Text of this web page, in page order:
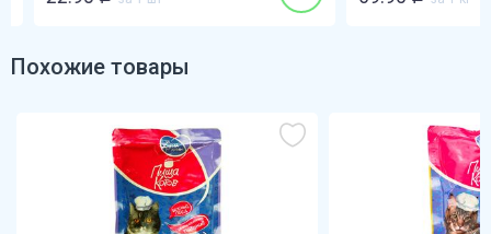
Похожие товары